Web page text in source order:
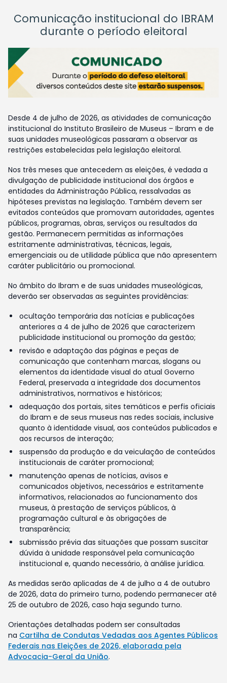
Comunicação institucional do IBRAM
durante o período eleitoral
Desde 4 de julho de 2026, as atividades de comunicação
institucional do Instituto Brasileiro de Museus – Ibram e de
suas unidades museológicas passaram a observar as
restrições estabelecidas pela legislação eleitoral.
Nos três meses que antecedem as eleições, é vedada a
divulgação de publicidade institucional dos órgãos e
entidades da Administração Pública, ressalvadas as
hipóteses previstas na legislação. Também devem ser
evitados conteúdos que promovam autoridades, agentes
públicos, programas, obras, serviços ou resultados da
gestão. Permanecem permitidas as informações
estritamente administrativas, técnicas, legais,
emergenciais ou de utilidade pública que não apresentem
caráter publicitário ou promocional.
No âmbito do Ibram e de suas unidades museológicas,
deverão ser observadas as seguintes providências:
ocultação temporária das notícias e publicações
anteriores a 4 de julho de 2026 que caracterizem
publicidade institucional ou promoção da gestão;
revisão e adaptação das páginas e peças de
comunicação que contenham marcas, slogans ou
elementos da identidade visual do atual Governo
Federal, preservada a integridade dos documentos
administrativos, normativos e históricos;
adequação dos portais, sites temáticos e perfis oficiais
do Ibram e de seus museus nas redes sociais, inclusive
quanto à identidade visual, aos conteúdos publicados e
aos recursos de interação;
suspensão da produção e da veiculação de conteúdos
institucionais de caráter promocional;
manutenção apenas de notícias, avisos e
comunicados objetivos, necessários e estritamente
informativos, relacionados ao funcionamento dos
museus, à prestação de serviços públicos, à
programação cultural e às obrigações de
transparência;
submissão prévia das situações que possam suscitar
dúvida à unidade responsável pela comunicação
institucional e, quando necessário, à análise jurídica.
As medidas serão aplicadas de 4 de julho a 4 de outubro
de 2026, data do primeiro turno, podendo permanecer até
25 de outubro de 2026, caso haja segundo turno.
Orientações detalhadas podem ser consultadas
na Cartilha de Condutas Vedadas aos Agentes Públicos
Federais nas Eleições de 2026, elaborada pela
Advocacia-Geral da União.